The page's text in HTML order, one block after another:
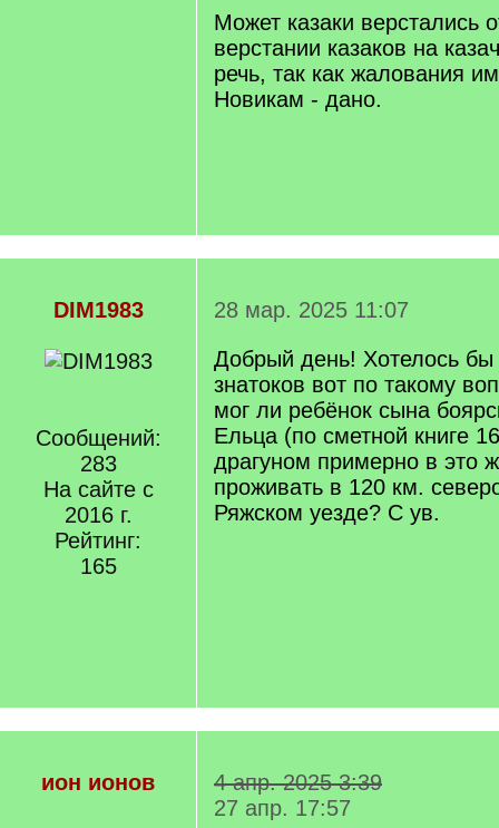
Может казаки верстались
верстании казаков на
речь, так как жалования
Новикам - дано.
DIM1983
Сообщений:
283
На сайте с
2016 г.
Рейтинг:
165
28 мар. 2025 11:07
Добрый день! Хотелось бы
знатоков вот по такому
мог ли ребёнок сына
Ельца (по сметной книге
драгуном примерно в это
проживать в 120 км.
Ряжском уезде? С ув.
ион ионов
4 апр. 2025 3:39
27 апр. 17:57